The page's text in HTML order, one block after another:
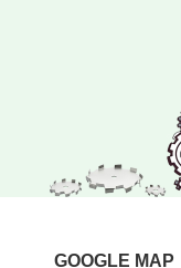
GOOGLE MAP